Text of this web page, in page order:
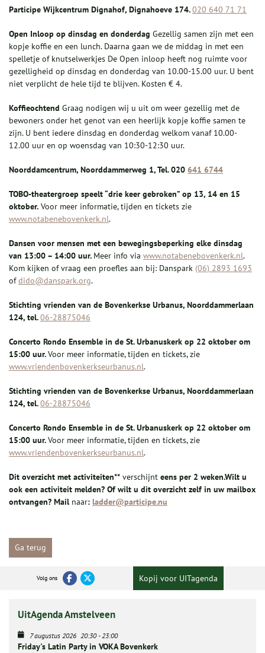
Participe Wijkcentrum Dignahof, Dignahoeve 174.020 640 71 71
Open Inloop op dinsdag en donderdag Gezellig samen zijn met een
kopje koffie en een lunch. Daarna gaan we de middag in met een
spelletje of knutselwerkjes De Open inloop heeft nog ruimte voor
gezelligheid op dinsdag en donderdag van 10.00-15.00 uur. U bent
niet verplicht de hele tijd te blijven. Kosten € 4.
Koffieochtend Graag nodigen wij u uit om weer gezellig met de
bewoners onder het genot van een heerlijk kopje koffie samen te
zijn. U bent iedere dinsdag en donderdag welkom vanaf 10.00-
12.00 uur en op woensdag van 10:30-12:30 uur.
Noorddamcentrum, Noorddammerweg 1, Tel. 020 641 6744
TOBO-theatergroep speelt “drie keer gebroken” op 13, 14 en 15
oktober. Voor meer informatie, tijden en tickets zie
www.notabenebovenkerk.nl.
Dansen voor mensen met een bewegingsbeperking elke dinsdag
van 13:00 – 14:00 uur. Meer info via www.notabenebovenkerk.nl.
Kom kijken of vraag een proefles aan bij: Danspark (06) 2893 1693
ofdido@danspark.org.
Stichting vrienden van de Bovenkerkse Urbanus, Noorddammerlaan
124, tel.06-28875046
Concerto Rondo Ensemble in de St. Urbanuskerk op 22 oktober om
15:00 uur.Voor meer informatie, tijden en tickets, zie
www.vriendenbovenkerkseurbanus.nl.
Stichting vrienden van de Bovenkerkse Urbanus, Noorddammerlaan
124, tel.06-28875046
Concerto Rondo Ensemble in de St. Urbanuskerk op 22 oktober om
15:00 uur.Voor meer informatie, tijden en tickets, zie
www.vriendenbovenkerkseurbanus.nl.
Dit overzicht met activiteiten** verschijnt eens per 2 weken.Wilt u
ook een activiteit melden? Of wilt u dit overzicht zelf in uw mailbox
ontvangen? Mail naar: ladder@participe.nu
Ga terug
Volg ons Kopij voor UITagenda
UitAgenda Amstelveen
7 augustus 2026 20:30-23:00
Friday's Latin Party in VOKA Bovenkerk